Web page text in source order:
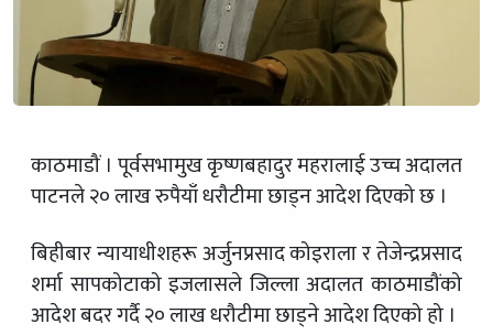
काठमाडौं । पूर्वसभामुख कृष्णबहादुर महरालाई उच्च अदालत
पाटनले २० लाख रुपैयाँ धरौटीमा छाड्न आदेश दिएको छ ।
बिहीबार न्यायाधीशहरू अर्जुनप्रसाद कोइराला र तेजेन्द्रप्रसाद
शर्मा सापकोटाको इजलासले जिल्ला अदालत काठमाडौंको
आदेश बदर गर्दै २० लाख धरौटीमा छाड्ने आदेश दिएको हो ।